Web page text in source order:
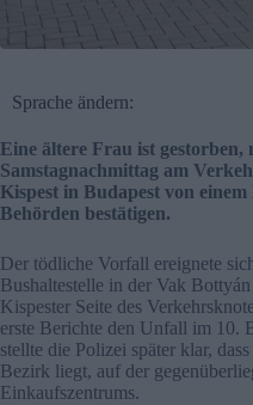
Sprache ändern:
Eine ältere Frau ist gestorben,
Samstagnachmittag am
Kispest in Budapest von
Behörden bestätigen.
Der tödliche Vorfall ereignete
Bushaltestelle in der Vak
Kispester Seite des
erste Berichte den Unfall im 10.
stellte die Polizei später klar,
Bezirk liegt, auf der
Einkaufszentrums.